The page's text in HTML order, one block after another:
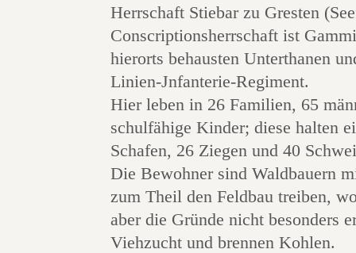
Herrschaft Stiebar zu Gresten
Conscriptionsherrschaft ist
hierorts behausten Unterthanen
Linien-Jnfanterie-Regiment.
Hier leben in 26 Familien, 65
schulfähige Kinder; diese halten
Schafen, 26 Ziegen und 40
Die Bewohner sind Waldbauern
zum Theil den Feldbau treiben,
aber die Gründe nicht besonders
Viehzucht und brennen Kohlen.